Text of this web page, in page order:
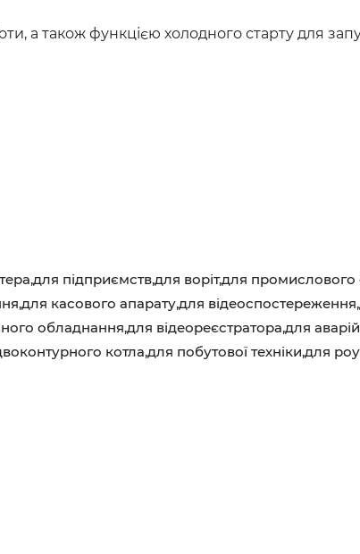
також функцією холодного старту для
підприємств,для воріт,для промислового
касового апарату,для
обладнання,для відеореєстратора,для
котла,для побутової техніки,для